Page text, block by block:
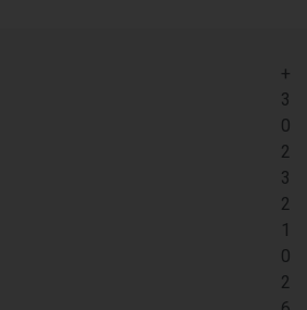
+
3
0
2
3
2
1
0
2